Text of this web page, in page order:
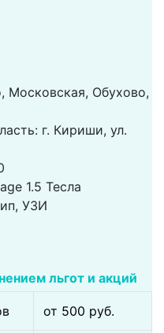
Московская, Обухово,
г. Кириши, ул.
1.5 Тесла
УЗИ
льгот и акций
от 500 pуб.